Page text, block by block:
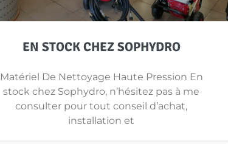
EN STOCK CHEZ SOPHYDRO
Matériel De Nettoyage Haute Pression En
stock chez Sophydro, n’hésitez pas à me
consulter pour tout conseil d’achat,
installation et